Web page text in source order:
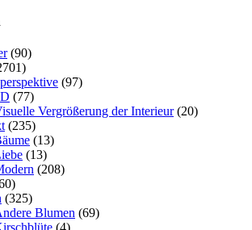
(90)
(97)
(77)
Vergrößerung der Interieur (20)
(235)
(13)
(13)
(208)
(325)
Blumen (69)